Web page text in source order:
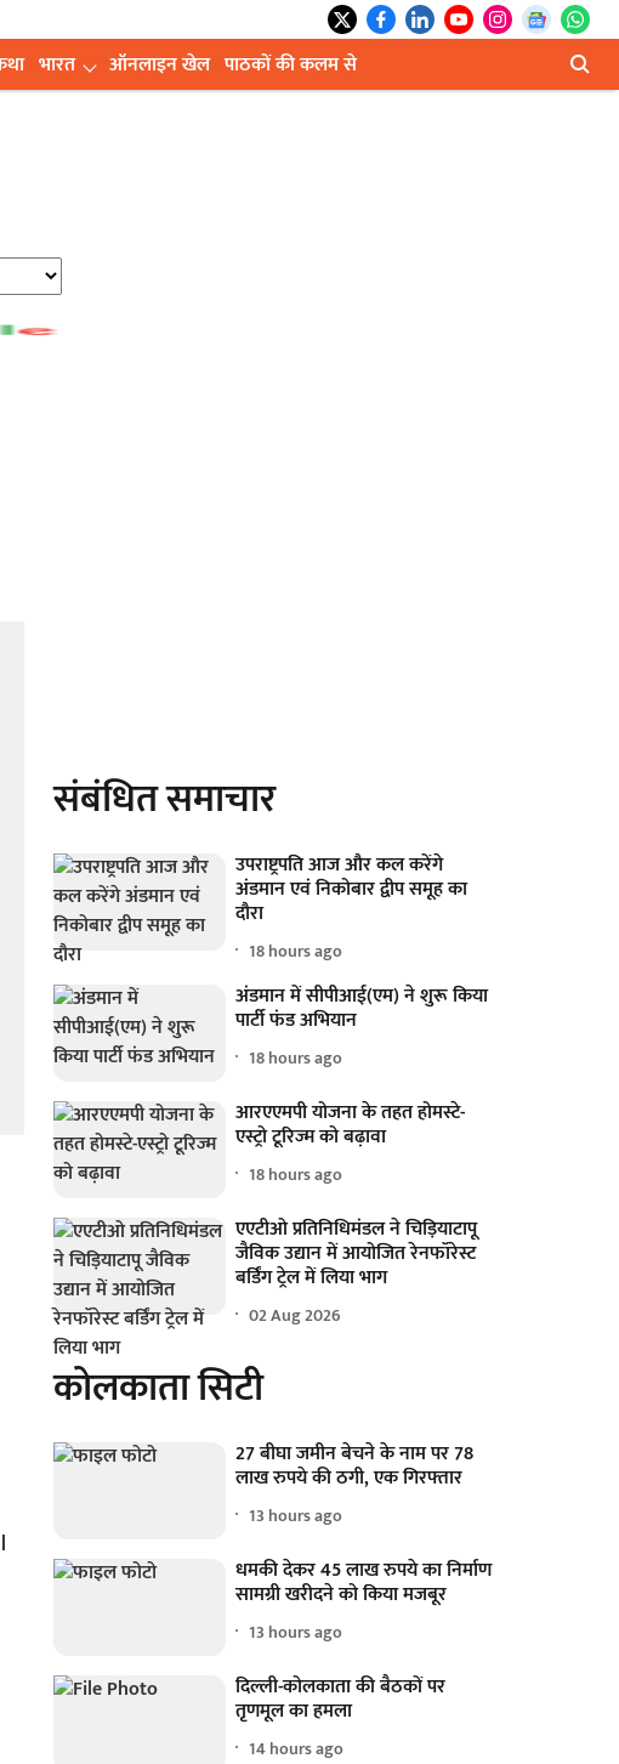
भारत ऑनलाइन खेल पाठकों की कलम से
संबंधित समाचार
उपराष्ट्रपति आज और कल करेंगे
अंडमान एवं निकोबार द्वीप समूह का
दौरा
18 hours ago
अंडमान में सीपीआई(एम) ने शुरू किया
पार्टी फंड अभियान
18 hours ago
आरएएमपी योजना के तहत होमस्टे-
एस्ट्रो टूरिज्म को बढ़ावा
18 hours ago
एएटीओ प्रतिनिधिमंडल ने चिड़ियाटापू
जैविक उद्यान में आयोजित रेनफॉरेस्ट
बर्डिंग ट्रेल में लिया भाग
02 Aug 2026
कोलकाता सिटी
27 बीघा जमीन बेचने के नाम पर 78
लाख रुपये की ठगी, एक गिरफ्तार
13 hours ago
धमकी देकर 45 लाख रुपये का निर्माण
सामग्री खरीदने को किया मजबूर
13 hours ago
दिल्ली-कोलकाता की बैठकों पर
तृणमूल का हमला
14 hours ago